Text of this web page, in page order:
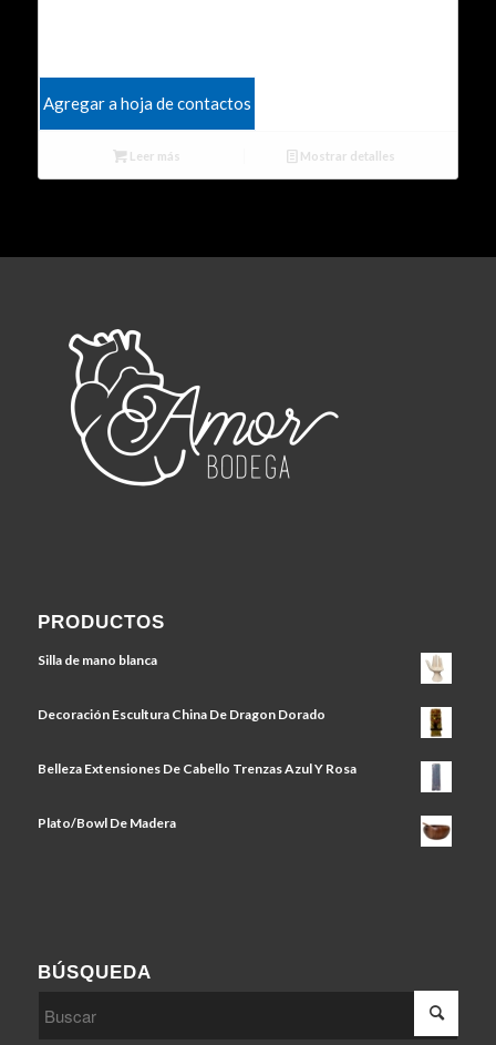
Agregar a hoja de contactos
Leer más Mostrar detalles
PRODUCTOS
Silla de mano blanca
Decoración Escultura China De Dragon Dorado
Belleza Extensiones De Cabello Trenzas Azul Y Rosa
Plato/Bowl De Madera
BÚSQUEDA